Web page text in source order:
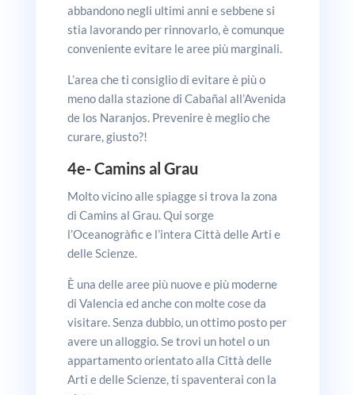
abbandono negli ultimi anni e sebbene si
stia lavorando per rinnovarlo, è comunque
conveniente evitare le aree più marginali.
L’area che ti consiglio di evitare è più o
meno dalla stazione di Cabañal all’Avenida
de los Naranjos. Prevenire è meglio che
curare, giusto?!
4e-Camins al Grau
Molto vicino alle spiagge si trova la zona
di Camins al Grau. Qui sorge
l’Oceanogràfic e l’intera Città delle Arti e
delle Scienze.
È una delle aree più nuove e più moderne
di Valencia ed anche con molte cose da
visitare. Senza dubbio, un ottimo posto per
avere un alloggio. Se trovi un hotel o un
appartamento orientato alla Città delle
Arti e delle Scienze, ti spaventerai con la